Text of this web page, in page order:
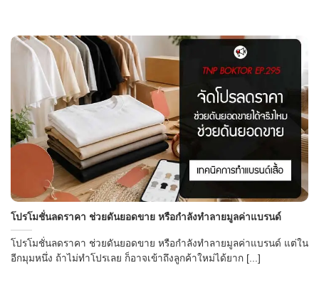
โปรโมชั่นลดราคา ช่วยดันยอดขาย หรือกำลังทำลายมูลค่าแบรนด์
โปรโมชั่นลดราคา ช่วยดันยอดขาย หรือกำลังทำลายมูลค่าแบรนด์ แต่ใน
อีกมุมหนึ่ง ถ้าไม่ทำโปรเลย ก็อาจเข้าถึงลูกค้าใหม่ได้ยาก [...]